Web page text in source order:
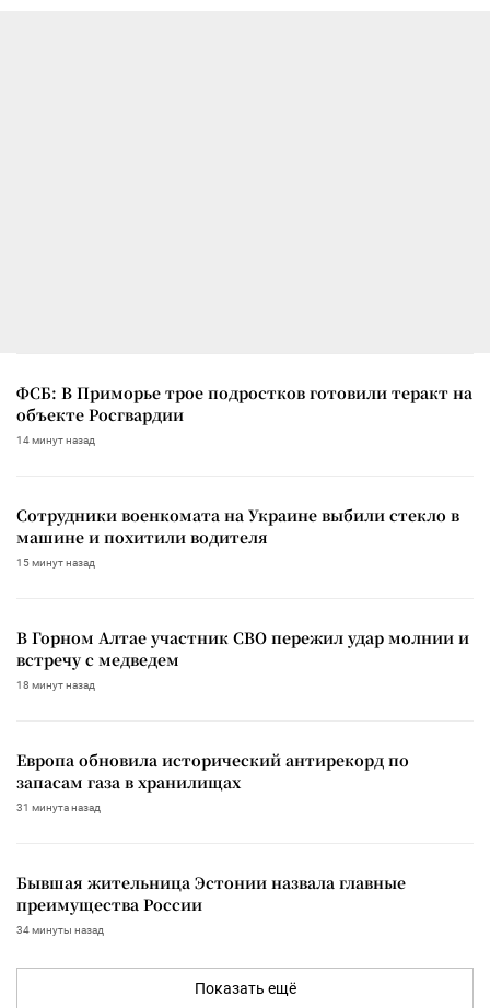
ФСБ: В Приморье трое подростков готовили теракт на
объекте Росгвардии
14 минут назад
Сотрудники военкомата на Украине выбили стекло в
машине и похитили водителя
15 минут назад
В Горном Алтае участник СВО пережил удар молнии и
встречу с медведем
18 минут назад
Европа обновила исторический антирекорд по
запасам газа в хранилищах
31 минута назад
Бывшая жительница Эстонии назвала главные
преимущества России
34 минуты назад
Показать ещё